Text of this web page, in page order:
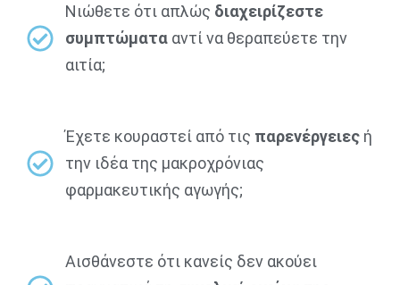
Νιώθετε ότι απλώς διαχειρίζεστε
συμπτώματααντί να θεραπεύετε την
αιτία;
Έχετε κουραστεί από τις παρενέργειες ή
την ιδέα της μακροχρόνιας
φαρμακευτικής αγωγής;
Αισθάνεστε ότι κανείς δεν ακούει